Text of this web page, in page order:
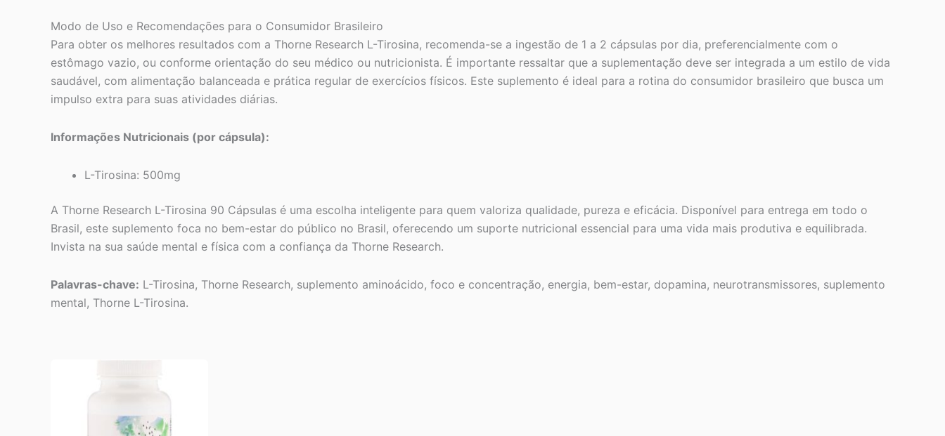
Modo de Uso e Recomendações para o Consumidor Brasileiro
Para obter os melhores resultados com a Thorne Research L-Tirosina, recomenda-se a ingestão de 1 a 2 cápsulas por dia, preferencialmente com o
estômago vazio, ou conforme orientação do seu médico ou nutricionista. É importante ressaltar que a suplementação deve ser integrada a um estilo de vida
saudável, com alimentação balanceada e prática regular de exercícios físicos. Este suplemento é ideal para a rotina do consumidor brasileiro que busca um
impulso extra para suas atividades diárias.
Informações Nutricionais (por cápsula):
L-Tirosina: 500mg
A Thorne Research L-Tirosina 90 Cápsulas é uma escolha inteligente para quem valoriza qualidade, pureza e eficácia. Disponível para entrega em todo o
Brasil, este suplemento foca no bem-estar do público no Brasil, oferecendo um suporte nutricional essencial para uma vida mais produtiva e equilibrada.
Invista na sua saúde mental e física com a confiança da Thorne Research.
Palavras-chave: L-Tirosina, Thorne Research, suplemento aminoácido, foco e concentração, energia, bem-estar, dopamina, neurotransmissores, suplemento
mental, Thorne L-Tirosina.